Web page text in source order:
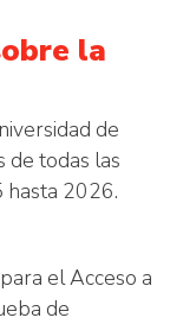
la
de
de todas las
hasta 2026.
el Acceso a
de